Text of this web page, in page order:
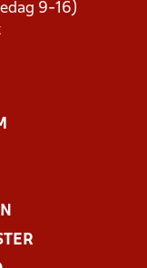
9-16)